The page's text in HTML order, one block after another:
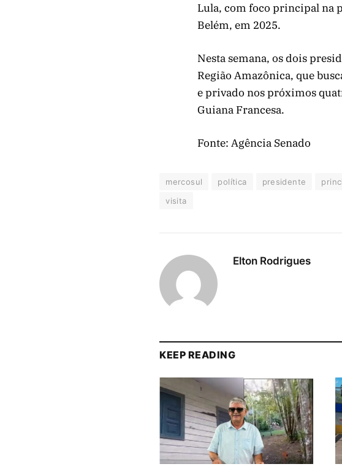
Lula, com foco principal na
Belém, em 2025.
Nesta semana, os dois
Região Amazônica, que
e privado nos próximos
Guiana Francesa.
Fonte: Agência Senado
mercosul política presidente
visita
Elton Rodrigues
KEEP READING